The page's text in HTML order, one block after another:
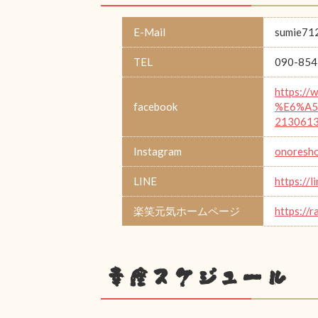
E-Mail
TEL 090-
facebook
https://
Instagram
LINE https://
楽笑元気ホームページ https://
幸座スケジュール